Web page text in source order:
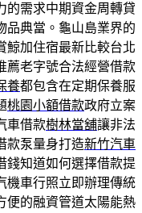
的需求中期資金周轉貸
品典當。龜山島業界的
鯨加住宿最新比較台北
薦老字號合法經營借款
養都包含在定期保養服
桃園小額借款政府立案
車借款樹林當舖讓非法
款泵量身打造新竹汽車
錢知道如何選擇借款提
機車行照立即辦理傳統
便的融資管道太陽能熱